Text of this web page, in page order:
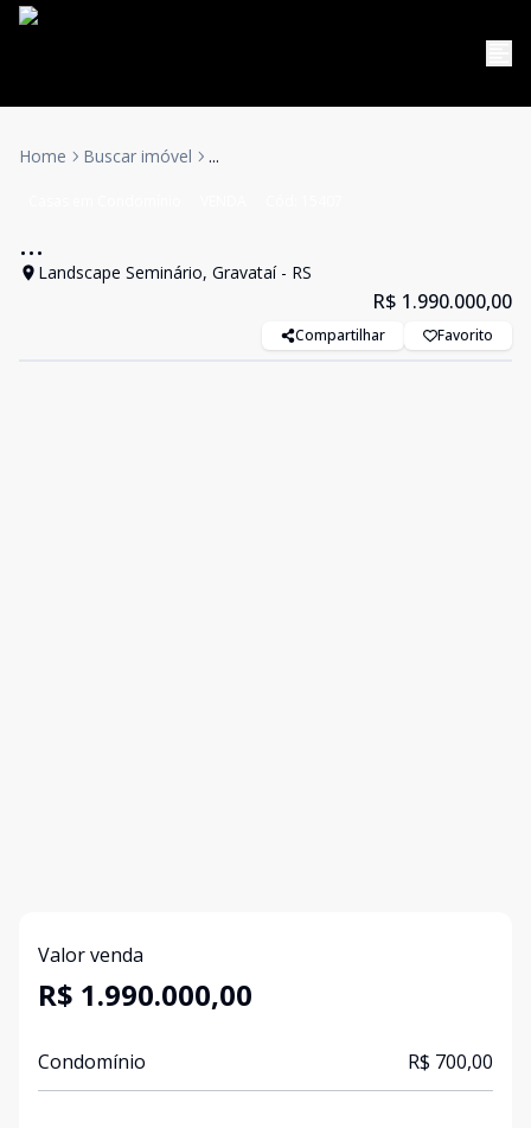
Home Buscar imóvel ...
...
Landscape Seminário, Gravataí - RS
R$ 1.990.000,00
Compartilhar Favorito
Valor venda
R$ 1.990.000,00
Condomínio R$ 700,00